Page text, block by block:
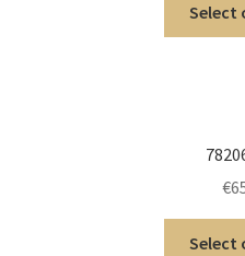
Select
€
Select